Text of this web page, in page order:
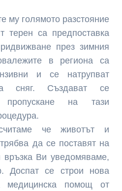
му голямото разстояние
терен са предпоставка
през зимния
в региона са
и се натрупват
сняг. Създават се
пропускане на тази
че животът и
да се поставят на
връзка Ви уведомяваме,
Доспат се строи нова
медицинска помощ от